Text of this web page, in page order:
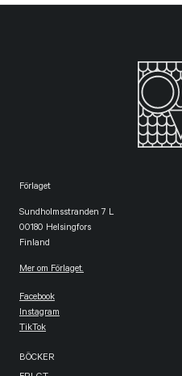
Förlaget
Sundholmsstranden 7 L
00180 Helsingfors
Finland
Mer om Förlaget.
Facebook
Instagram
TikTok
BÖCKER